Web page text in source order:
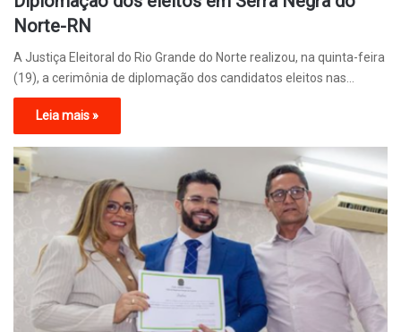
Norte-RN
A Justiça Eleitoral do Rio Grande do Norte realizou, na quinta-feira
(19), a cerimônia de diplomação dos candidatos eleitos nas…
Leia mais »